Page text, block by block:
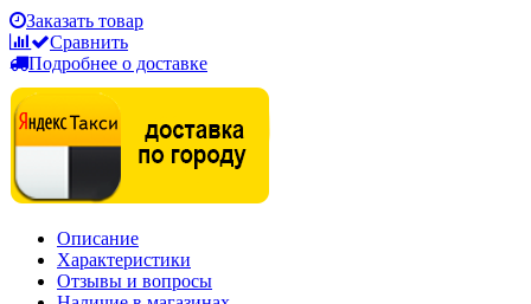
Заказать товар
Сравнить
Подробнее о доставке
Описание
Характеристики
Отзывы и вопросы